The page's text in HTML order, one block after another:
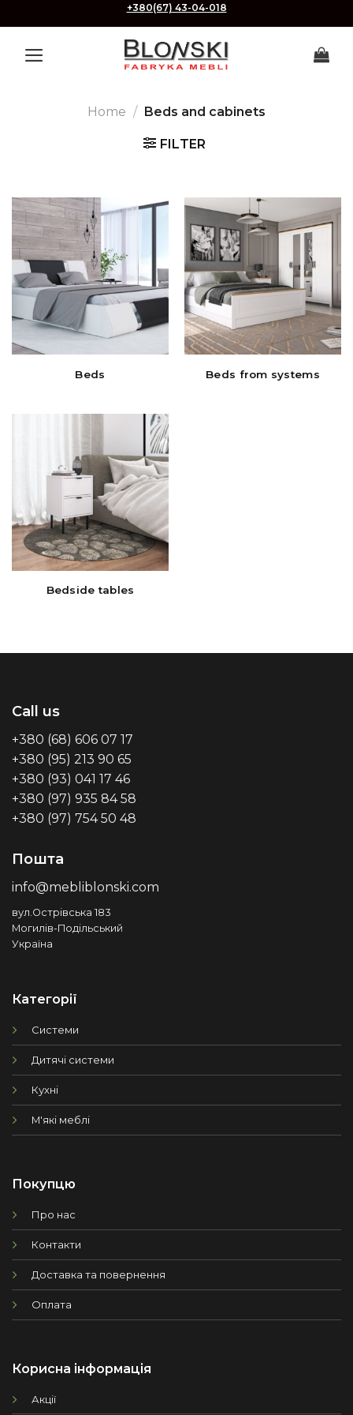
to
content
+380(67) 43-04-018
Home / Beds and cabinets
FILTER
Beds Beds from systems
Bedside tables
Call us
+380 (68) 606 07 17
+380 (95) 213 90 65
+380 (93) 041 17 46
+380 (97) 935 84 58
+380 (97) 754 50 48
Пошта
info@mebliblonski.com
вул.Острівська 183
Могилів-Подільський
Україна
Категорії
Системи
Дитячі системи
Кухні
М'які меблі
Покупцю
Про нас
Контакти
Доставка та повернення
Оплата
Корисна інформація
Акції